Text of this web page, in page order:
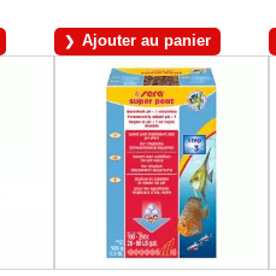
Ajouter au panier